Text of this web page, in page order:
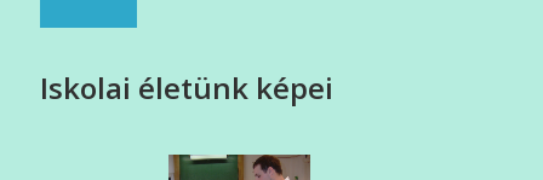
Iskolai életünk képei